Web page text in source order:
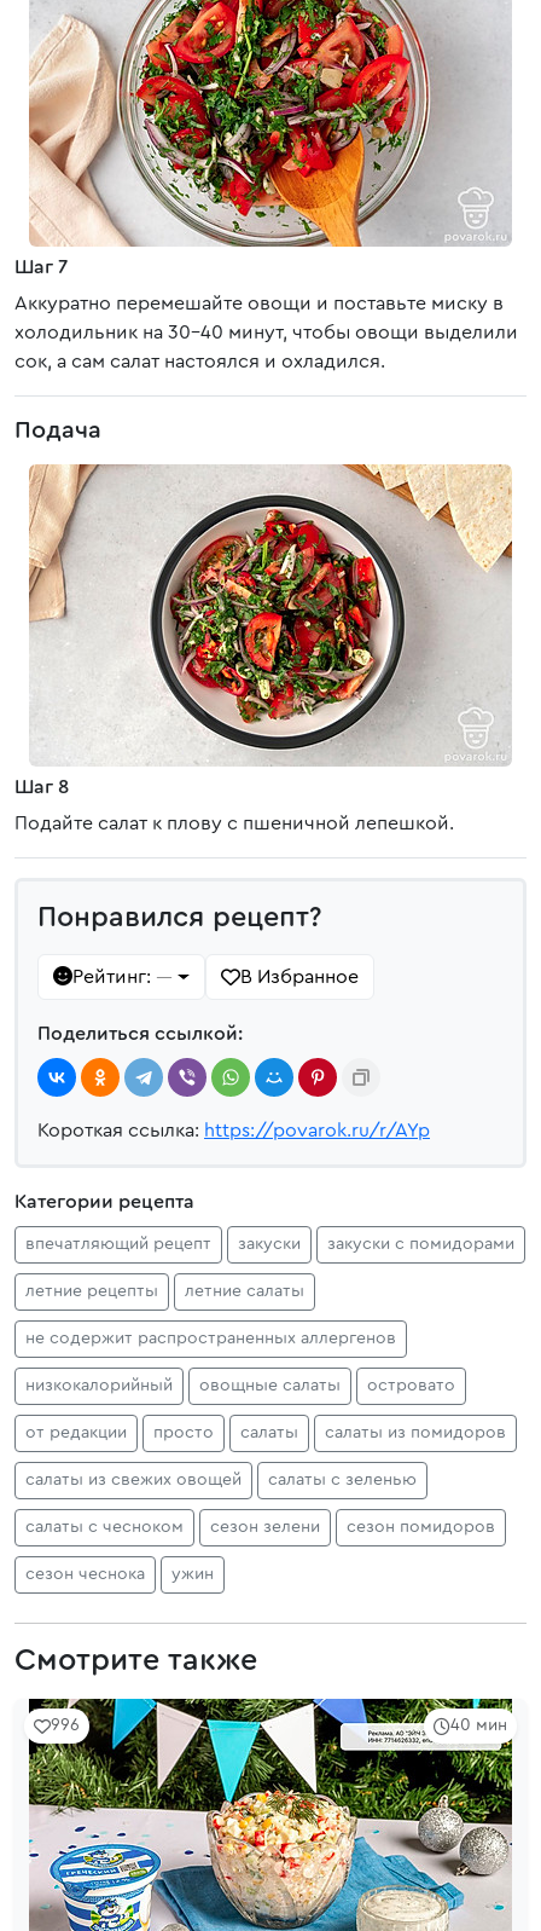
Шаг 7
Аккуратно перемешайте овощи и поставьте миску в
холодильник на 30-40 минут, чтобы овощи выделили
сок, а сам салат настоялся и охладился.
Подача
Шаг 8
Подайте салат к плову с пшеничной лепешкой.
Понравился рецепт?
Рейтинг: — В Избранное
Поделиться ссылкой:
Короткая ссылка: https://povarok.ru/r/AYp
Категории рецепта
впечатляющий рецепт закуски закуски с помидорами
летние рецепты летние салаты
не содержит распространенных аллергенов
низкокалорийный овощные салаты островато
от редакции просто салаты салаты из помидоров
салаты из свежих овощей салаты с зеленью
салаты с чесноком сезон зелени сезон помидоров
сезон чеснока ужин
Смотрите также
40 мин
996